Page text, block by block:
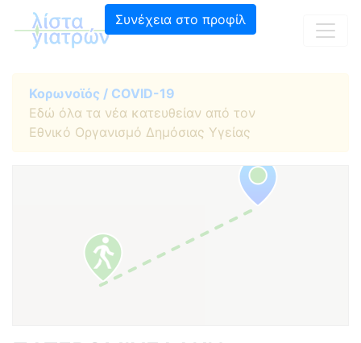
Συνέχεια στο προφίλ
Κορωνοϊός / COVID-19
Εδώ όλα τα νέα κατευθείαν από τον
Εθνικό Οργανισμό Δημόσιας Υγείας